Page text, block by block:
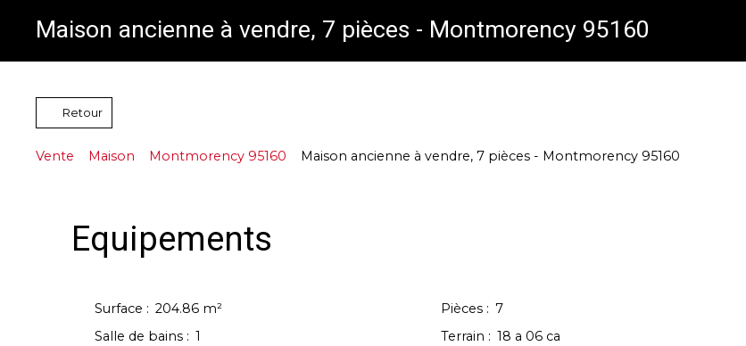
Maison ancienne à vendre, 7 pièces - Montmorency 95160
Retour
Vente Maison Montmorency 95160 Maison ancienne à vendre, 7 pièces - Montmorency 95160
Equipements
Surface : 204.86 m² Pièces : 7
Salle de bains : 1 Terrain : 18 a 06 ca